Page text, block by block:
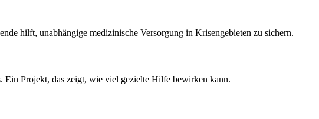
hilft, unabhängige medizinische Versorgung in Krisengebieten zu sichern.
Ein Projekt, das zeigt, wie viel gezielte Hilfe bewirken kann.